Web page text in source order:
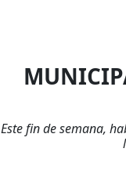
Este fin de semana,